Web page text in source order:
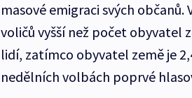
masové emigraci svých
voličů vyšší než počet obyvatel
lidí, zatímco obyvatel země je
nedělních volbách poprvé